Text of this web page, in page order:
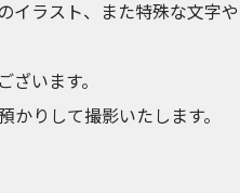
イラスト、また特殊な文字や
います。
りして撮影いたします。